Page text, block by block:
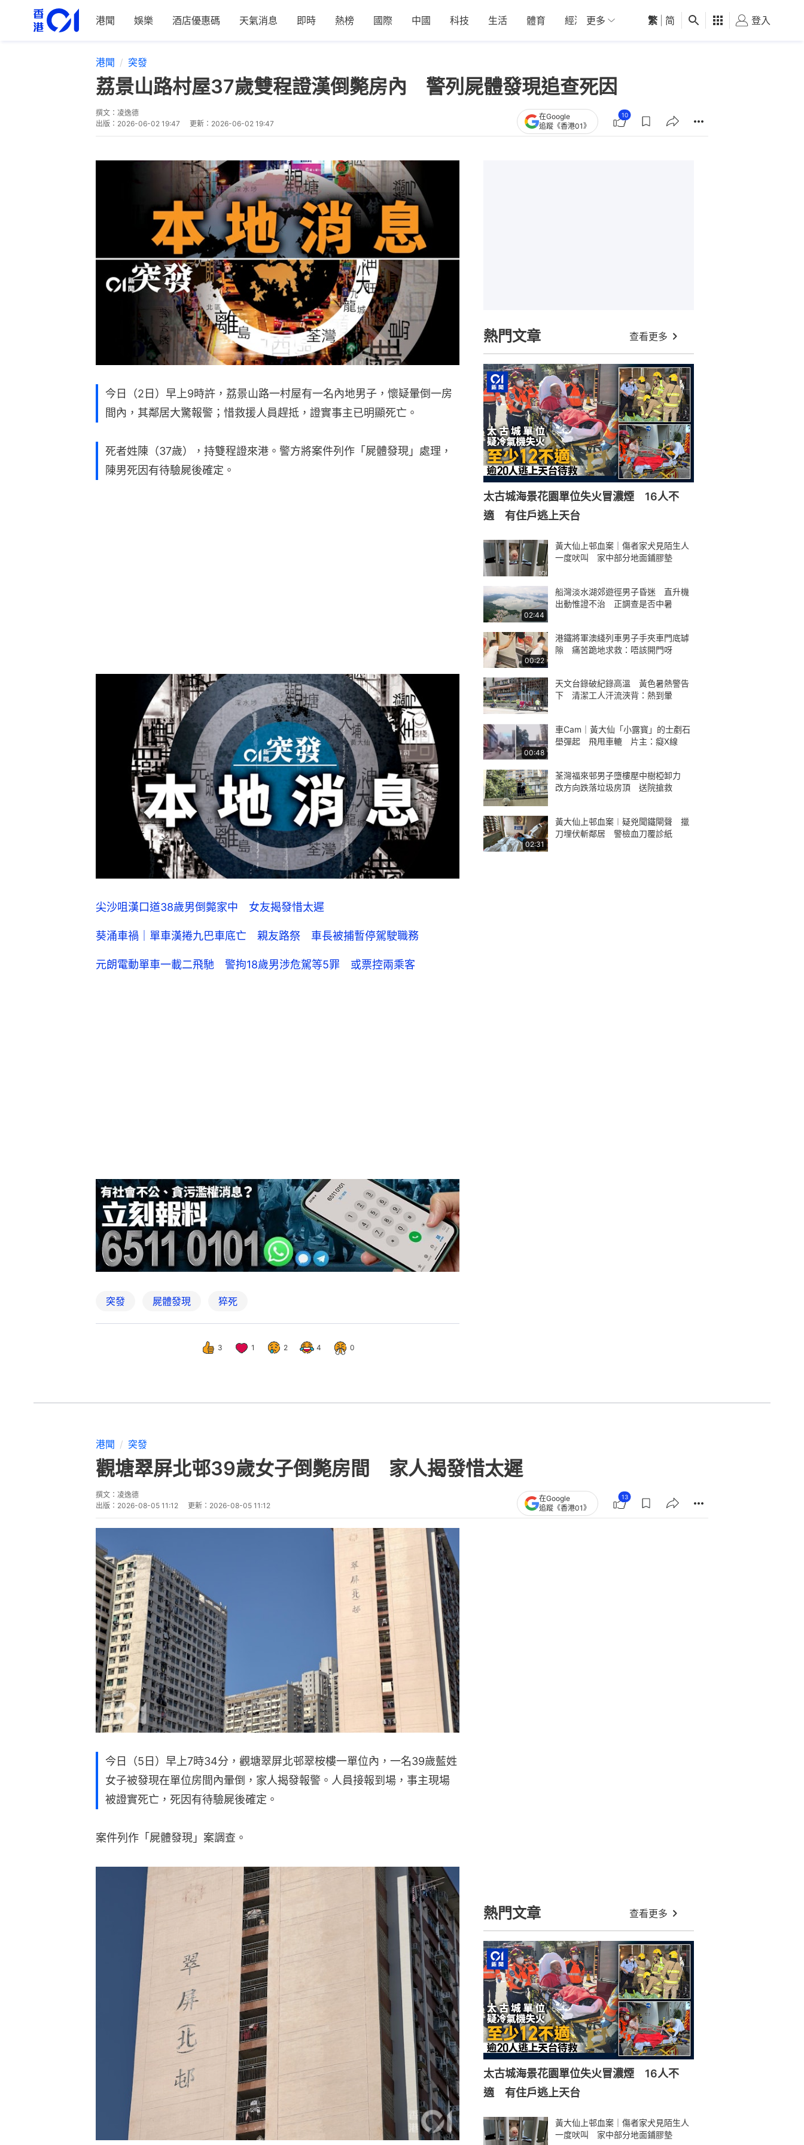
港聞 娛樂 酒店優惠碼 天氣消息 即時 熱榜 國際 中國 科技 生活 體育 經濟 01深圳 觀點 健康 好食玩飛
更多 繁 简 登入
港聞 突發
荔景山路村屋37歲雙程證漢倒斃房內 警列屍體發現追查死因
撰文： 凌逸德
出版： 2026-06-02 19:47 更新： 2026-06-02 19:47
在Google
追蹤《香港01》
10
今日（2日）早上9時許，荔景山路一村屋有一名內地男子，懷疑暈倒一房
間內，其鄰居大驚報警；惜救援人員趕抵，證實事主已明顯死亡。
死者姓陳（37歲），持雙程證來港。警方將案件列作「屍體發現」處理，
陳男死因有待驗屍後確定。
尖沙咀漢口道38歲男倒斃家中 女友揭發惜太遲
葵涌車禍｜單車漢捲九巴車底亡 親友路祭 車長被捕暫停駕駛職務
元朗電動單車一載二飛馳 警拘18歲男涉危駕等5罪 或票控兩乘客
突發 屍體發現 猝死
3 1 2 4 0
熱門文章 查看更多
太古城海景花園單位失火冒濃煙 16人不
適 有住戶逃上天台
黃大仙上邨血案｜傷者家犬見陌生人
一度吠叫 家中部分地面鋪膠墊
02:44
船灣淡水湖郊遊徑男子昏迷 直升機
出動惟證不治 正調查是否中暑
00:22
港鐵將軍澳綫列車男子手夾車門底罅
隙 痛苦跪地求救：唔該開門呀
天文台錄破紀錄高溫 黃色暑熱警告
下 清潔工人汗流浹背：熱到暈
00:48
車Cam｜黃大仙「小露寳」的士剷石
壆彈起 飛甩車轆 片主：癡X線
荃灣福來邨男子墮樓壓中樹椏卸力
改方向跌落垃圾房頂 送院搶救
02:31
黃大仙上邨血案︱疑兇聞鐵閘聲 擸
刀埋伏斬鄰居 警檢血刀覆診紙
港聞 突發
觀塘翠屏北邨39歲女子倒斃房間 家人揭發惜太遲
撰文： 凌逸德
出版： 2026-08-05 11:12 更新： 2026-08-05 11:12
在Google
追蹤《香港01》
13
今日（5日）早上7時34分，觀塘翠屏北邨翠桉樓一單位內，一名39歲藍姓
女子被發現在單位房間內暈倒，家人揭發報警。人員接報到場，事主現場
被證實死亡，死因有待驗屍後確定。
案件列作「屍體發現」案調查。
熱門文章 查看更多
太古城海景花園單位失火冒濃煙 16人不
適 有住戶逃上天台
黃大仙上邨血案｜傷者家犬見陌生人
一度吠叫 家中部分地面鋪膠墊